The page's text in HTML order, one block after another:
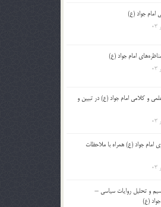
امام جواد (ع)
امام جواد (ع)
و کلامی امام جواد (ع) در تبیین و
امام جواد (ع) همراه با ملاحظات
و تحلیل روایات سیاسی –
(ع)